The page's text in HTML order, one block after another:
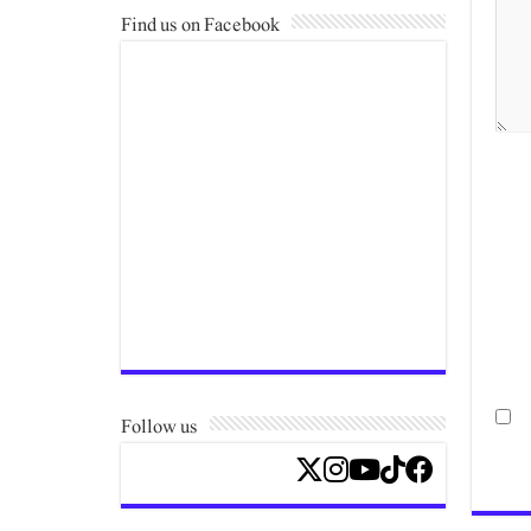
Find us on Facebook
Follow us